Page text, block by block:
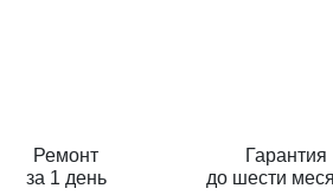
Ремонт
за 1 день
Гарантия
до шести